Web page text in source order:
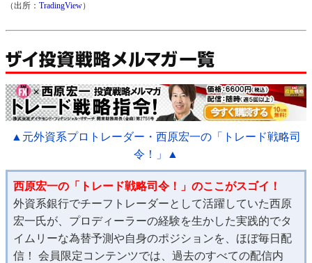
（出所： TradingView）
▲元外資系プロトレーダー・西原宏一の「トレード戦略司
令！」▲
西原宏一の「トレード戦略司令！」のここがスゴイ！
外資系銀行でチーフトレーダーとして活躍していた西原
宏一氏が、プロディーラーの経験を生かした実践的でタ
イムリーな為替予測や自身のポジションを、ほぼ毎日配
信！ 会員限定コンテンツでは、過去のすべての配信内